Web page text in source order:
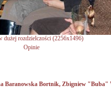
dużej rozdzielczości (2256x1496)
Opinie
Baranowska Bortnik, Zbigniew "Buba"